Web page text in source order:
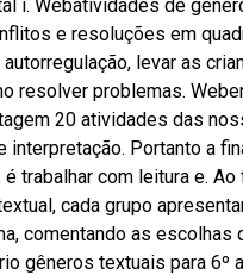
i. Webatividades de
e resoluções em
autorregulação, levar as
resolver problemas.
20 atividades das
interpretação. Portanto a
trabalhar com leitura e. Ao
cada grupo
comentando as escolhas
gêneros textuais para 6º